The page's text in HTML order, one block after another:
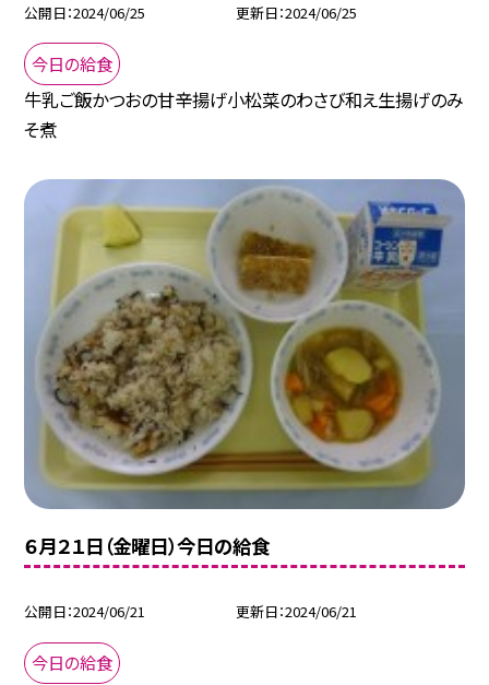
公開日 2024/06/25 更新日 2024/06/25
今日の給食
牛乳ご飯かつおの甘辛揚げ小松菜のわさび和え生揚げのみ
そ煮
６月２１日（金曜日）今日の給食
公開日 2024/06/21 更新日 2024/06/21
今日の給食